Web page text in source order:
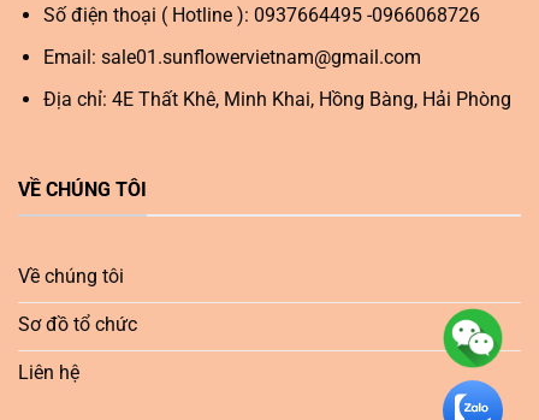
Số điện thoại ( Hotline ): 0937664495 -0966068726
Email: sale01.sunflowervietnam@gmail.com
Địa chỉ: 4E Thất Khê, Minh Khai, Hồng Bàng, Hải Phòng
VỀ CHÚNG TÔI
Về chúng tôi
Sơ đồ tổ chức
Liên hệ